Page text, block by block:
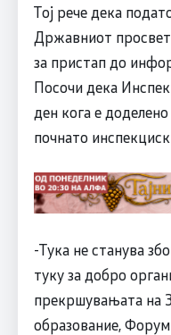
Тој рече дека
Државниот
за пристап до
Посочи дека
ден кога е
почнато
-Тука не станува
туку за добро
прекршувањата на
образование,